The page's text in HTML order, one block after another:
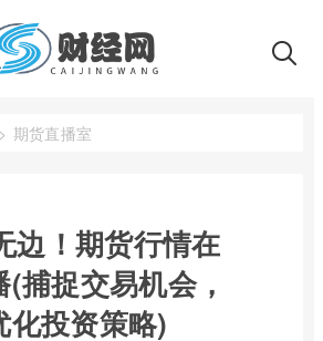
> 期货直播室
边！期货行情在
捕捉交易机会，
化投资策略)